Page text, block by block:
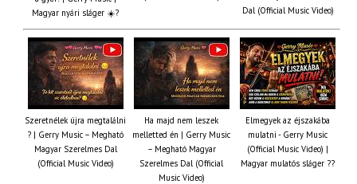
Magyar nyári sláger ☀️?
Dal (Official Music Video)
Szeretnélek újra megtalálni
? | Gerry Music – Megható
Magyar Szerelmes Dal
(Official Music Video)
Ha majd nem leszek
melletted én | Gerry Music
– Megható Magyar
Szerelmes Dal (Official
Music Video)
Elmegyek az éjszakába
mulatni - Gerry Music
(Official Music Video) |
Magyar mulatós sláger ??